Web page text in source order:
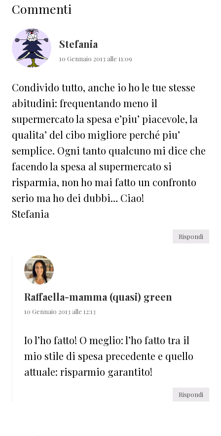
del
lettore
Commenti
Stefania
10 Gennaio 2013 alle 11:09
Condivido tutto, anche io ho le tue stesse
abitudini: frequentando meno il
supermercato la spesa e’piu’ piacevole, la
qualita’ del cibo migliore perché piu’
semplice. Ogni tanto qualcuno mi dice che
facendo la spesa al supermercato si
risparmia, non ho mai fatto un confronto
serio ma ho dei dubbi… Ciao!
Stefania
Rispondi
Raffaella-mamma (quasi) green
10 Gennaio 2013 alle 12:13
Io l’ho fatto! O meglio: l’ho fatto tra il
mio stile di spesa precedente e quello
attuale: risparmio garantito!
Rispondi